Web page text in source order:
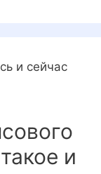
и сейчас
и